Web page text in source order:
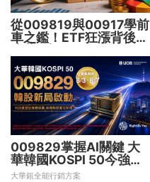
從009819與00917學前
車之鑑！ETF狂漲背後
009829掌握AI關鍵 大
華韓國KOSPI 50今強勢
開募
大華銀全能行銷方案